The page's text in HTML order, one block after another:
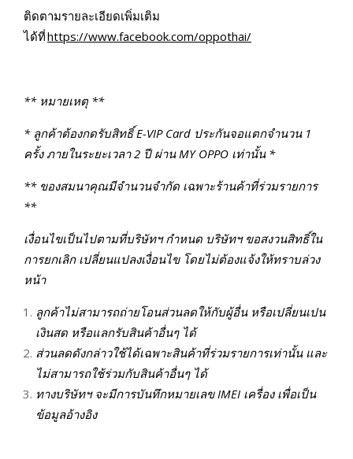
ติดตามรายละเอียดเพิ่มเติม
ได้ที่https://www.facebook.com/oppothai/
** หมายเหตุ **
* ลูกค้าต้องกดรับสิทธิ์ E-VIP Card ประกันจอแตกจํานวน 1
ครั้ง ภายในระยะเวลา 2 ปี ผ่าน MY OPPO เท่านั้น *
** ของสมนาคุณมีจํานวนจํากัด เฉพาะร้านค้าที่ร่วมรายการ
**
เงื่อนไขเป็นไปตามที่บริษัทฯ กําหนด บริษัทฯ ขอสงวนสิทธิ์ใน
การยกเลิก เปลี่ยนแปลงเงื่อนไข โดยไม่ต้องแจ้งให้ทราบล่วง
หน้า
ลูกค้าไม่สามารถถ่ายโอนส่วนลดให้กับผู้อื่น หรือเปลี่ยนเปน
เงินสด หรือแลกรับสินค้าอื่นๆ ได้
ส่วนลดดังกล่าวใช้ได้เฉพาะสินค้าที่ร่วมรายการเท่านั้น และ
ไม่สามารถใช้ร่วมกับสินค้าอื่นๆ ได้
ทางบริษัทฯ จะมีการบันทึกหมายเลข IMEI เครื่อง เพื่อเป็น
ข้อมูลอ้างอิง